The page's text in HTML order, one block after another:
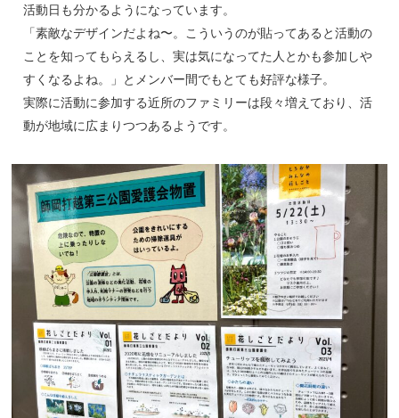
活動日も分かるようになっています。
「素敵なデザインだよね〜。こういうのが貼ってあると活動の
ことを知ってもらえるし、実は気になってた人とかも参加しや
すくなるよね。」とメンバー間でもとても好評な様子。
実際に活動に参加する近所のファミリーは段々増えており、活
動が地域に広まりつつあるようです。